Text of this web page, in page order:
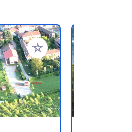
Ajouter à vos favoris